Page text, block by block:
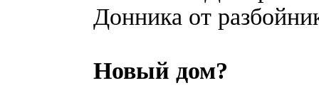
Донника от
Новый дом?